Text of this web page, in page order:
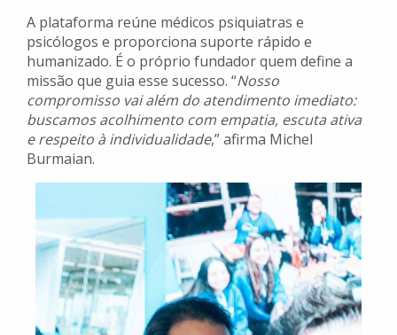
A plataforma reúne médicos psiquiatras e
psicólogos e proporciona suporte rápido e
humanizado. É o próprio fundador quem define a
missão que guia esse sucesso. “Nosso
compromisso vai além do atendimento imediato:
buscamos acolhimento com empatia, escuta ativa
e respeito à individualidade,” afirma Michel
Burmaian.